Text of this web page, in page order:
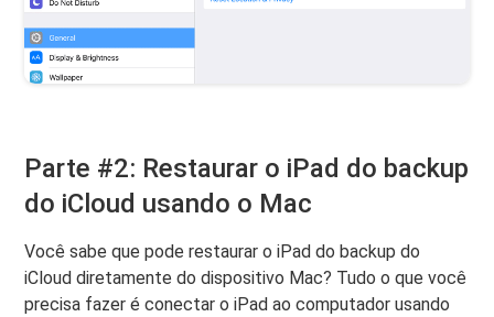
Parte #2: Restaurar o iPad do backup
do iCloud usando o Mac
Você sabe que pode restaurar o iPad do backup do
iCloud diretamente do dispositivo Mac? Tudo o que você
precisa fazer é conectar o iPad ao computador usando